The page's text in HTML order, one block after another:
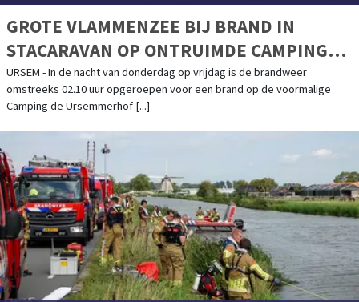
GROTE VLAMMENZEE BIJ BRAND IN
STACARAVAN OP ONTRUIMDE CAMPING
URSEM
URSEM - In de nacht van donderdag op vrijdag is de brandweer
omstreeks 02.10 uur opgeroepen voor een brand op de voormalige
Camping de Ursemmerhof [...]